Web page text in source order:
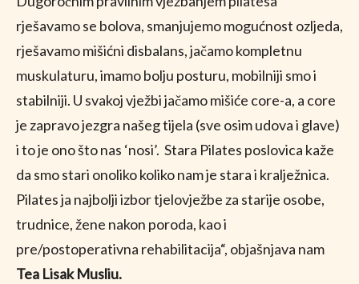
rješavamo se bolova, smanjujemo mogućnost ozljeda,
rješavamo mišićni disbalans, jačamo kompletnu
muskulaturu, imamo bolju posturu, mobilniji smo i
stabilniji. U svakoj vježbi jačamo mišiće core-a, a core
je zapravo jezgra našeg tijela (sve osim udova i glave)
i to je ono što nas ‘nosi’. Stara Pilates poslovica kaže
da smo stari onoliko koliko nam je stara i kralježnica.
Pilates ja najbolji izbor tjelovježbe za starije osobe,
trudnice, žene nakon poroda, kao i
pre/postoperativna rehabilitacija“, objašnjava nam
Tea Lisak Musliu.